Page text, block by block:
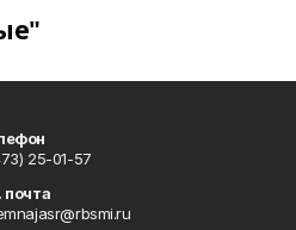
25-01-57
почта